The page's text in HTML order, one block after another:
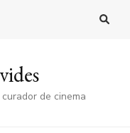
de cinema